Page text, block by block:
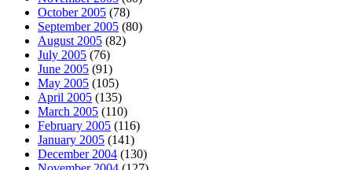
October 2005 (78)
September 2005 (80)
August 2005 (82)
July 2005 (76)
June 2005 (91)
May 2005 (105)
April 2005 (135)
March 2005 (110)
February 2005 (116)
January 2005 (141)
December 2004 (130)